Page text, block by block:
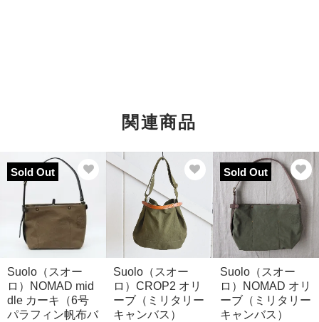
関連商品
Sold Out
Suolo（スオー
ロ）NOMAD mid
dle カーキ（6号
パラフィン帆布バ
Suolo（スオー
ロ）CROP2 オリ
ーブ（ミリタリー
キャンバス）
Sold Out
Suolo（スオー
ロ）NOMAD オリ
ーブ（ミリタリー
キャンバス）